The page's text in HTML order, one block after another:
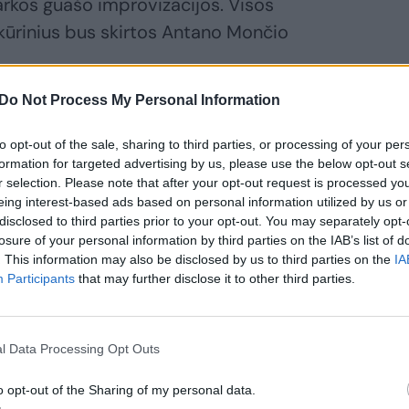
Do Not Process My Personal Information
opt-out of the sale, sharing to third parties, or processing of your
for targeted advertising by us, please use the below opt-out
selection. Please note that after your opt-out request is processed
interest-based ads based on personal information utilized by us
to third parties prior to your opt-out. You may separately
of your personal information by third parties on the IAB’s list of
This information may also be disclosed by us to third parties on the
Participants that may further disclose it to other third parties.
Data Processing Opt Outs
opt-out of the Sharing of my personal data.
guašo improvizacijos. Visos
bus skirtos Antano Mončio
galimybę išvysti chrestomatinius
Č. Janušo, J. Vaičio drobėse.
S. Gračiovo Baltijos pakrančių
J. Čeponio drobė su laivų uoste
nuo ankstyvąjį pavasarį
Tai viena ankstyviausių klasiko
Kūriniui būdinga melancholiška